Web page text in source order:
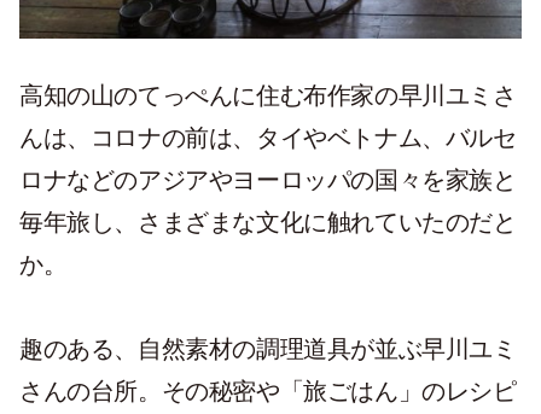
高知の山のてっぺんに住む布作家の早川ユミさ
んは、コロナの前は、タイやベトナム、バルセ
ロナなどのアジアやヨーロッパの国々を家族と
毎年旅し、さまざまな文化に触れていたのだと
か。
趣のある、自然素材の調理道具が並ぶ早川ユミ
さんの台所。その秘密や「旅ごはん」のレシピ